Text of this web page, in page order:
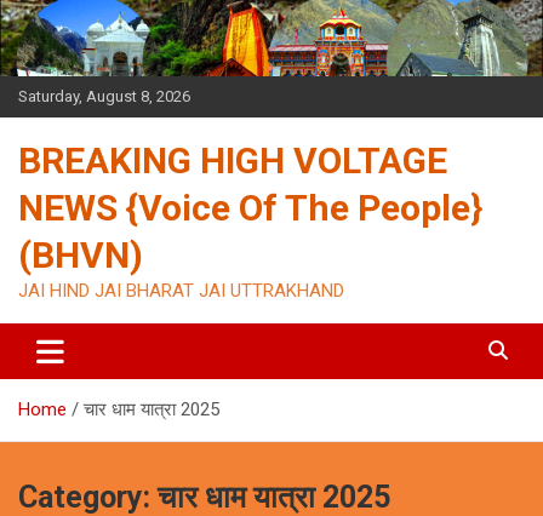
Skip
to
content
Saturday, August 8, 2026
BREAKING HIGH VOLTAGE
NEWS {Voice Of The People}
(BHVN)
JAI HIND JAI BHARAT JAI UTTRAKHAND
Home चार धाम यात्रा 2025
Category:चार धाम यात्रा 2025